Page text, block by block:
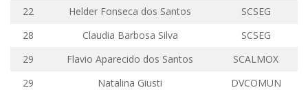
22
Helder Fonseca dos Santos
SCSEG
28
Claudia Barbosa Silva
SCSEG
29
Flavio Aparecido dos Santos
SCALMOX
29
Natalina Giusti
DVCOMUN